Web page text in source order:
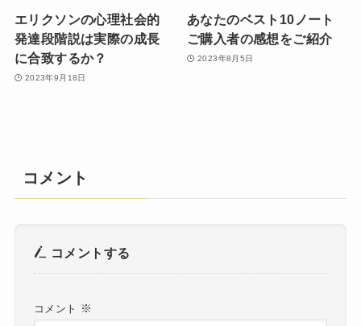
エリクソンの心理社会的
発達段階説は実際の成長
に合致するか？
2023年9月18日
あなたのベスト10ノート
ご購入者の感想をご紹介
2023年8月5日
コメント
コメントする
コメント ※